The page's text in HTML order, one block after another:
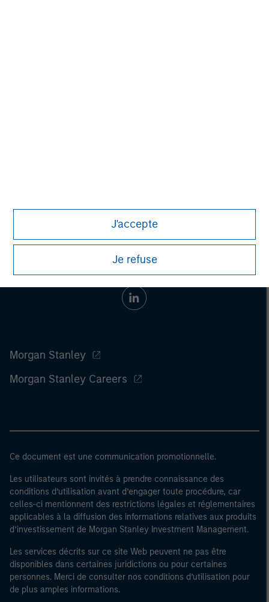
J'accepte
Je refuse
Morgan Stanley
Morgan Stanley Careers
Ce document est une communication promotionnelle.
Les utilisateurs sont invités à prendre connaissance des
conditions d’utilisation avant d’engager toute procédure, car
celles-ci mentionnent des restrictions légales et réglementaires
applicables à la diffusion des informations relatives aux produits
d’investissement de Morgan Stanley Investment Management.
Les services décrits sur ce site Web peuvent ne pas être
disponibles dans certaines juridictions ou pour certaines
personnes. Merci de consulter nos conditions d’utilisation pour
de plus amples informations.